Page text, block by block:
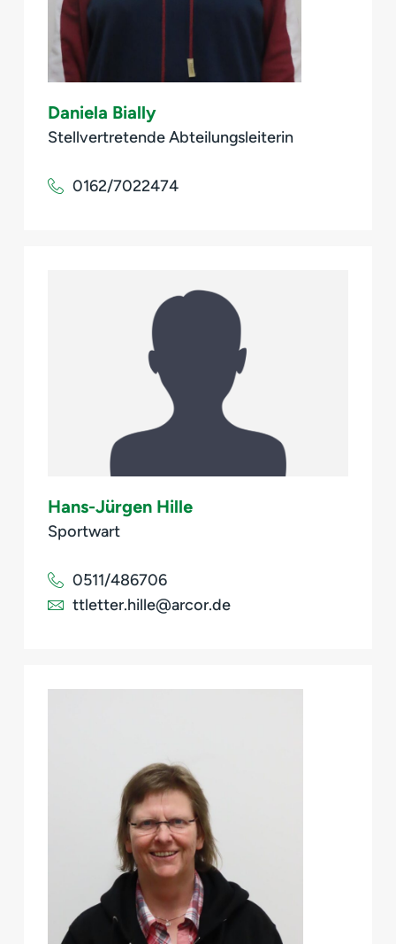
Daniela Bially
Stellvertretende Abteilungsleiterin
0162/7022474
Hans-Jürgen Hille
Sportwart
0511/486706
ttletter.hille@arcor.de